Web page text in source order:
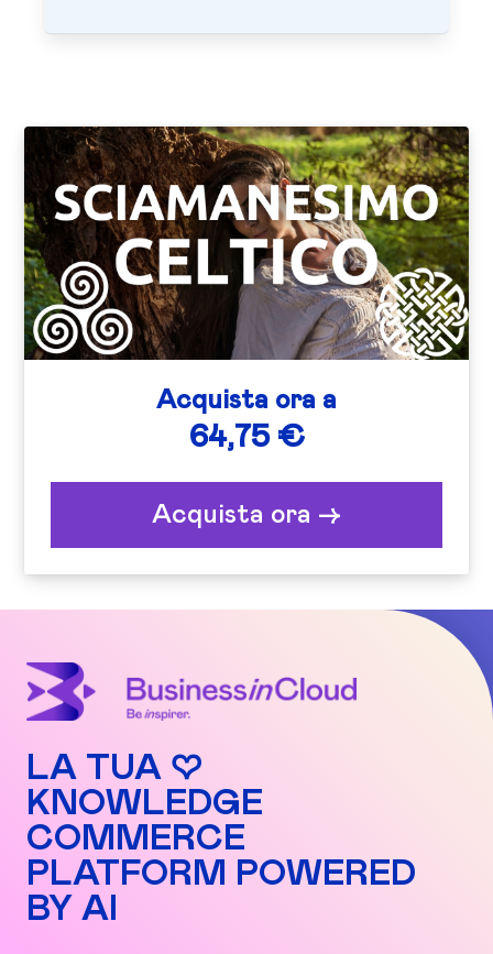
Acquista ora a
64,75 €
Acquista ora ->
LA TUA ♡
KNOWLEDGE
COMMERCE
PLATFORM POWERED
BY AI